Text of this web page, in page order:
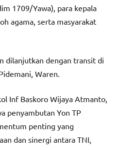
1709/Yawa), para kepala
agama, serta masyarakat
dilanjutkan dengan transit di
Waren.
Inf Baskoro Wijaya Atmanto,
penyambutan Yon TP
penting yang
dan sinergi antara TNI,